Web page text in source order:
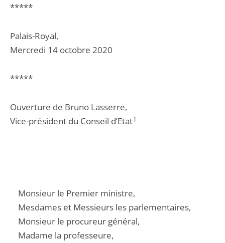
*****
Palais-Royal,
Mercredi 14 octobre 2020
*****
Ouverture de Bruno Lasserre,
Vice-président du Conseil d’Etat1
Monsieur le Premier ministre,
Mesdames et Messieurs les parlementaires,
Monsieur le procureur général,
Madame la professeure,